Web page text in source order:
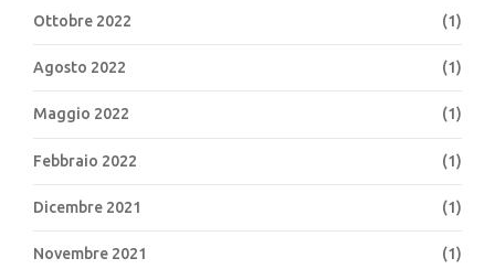
Ottobre 2022 (1)
Agosto 2022 (1)
Maggio 2022 (1)
Febbraio 2022 (1)
Dicembre 2021 (1)
Novembre 2021 (1)